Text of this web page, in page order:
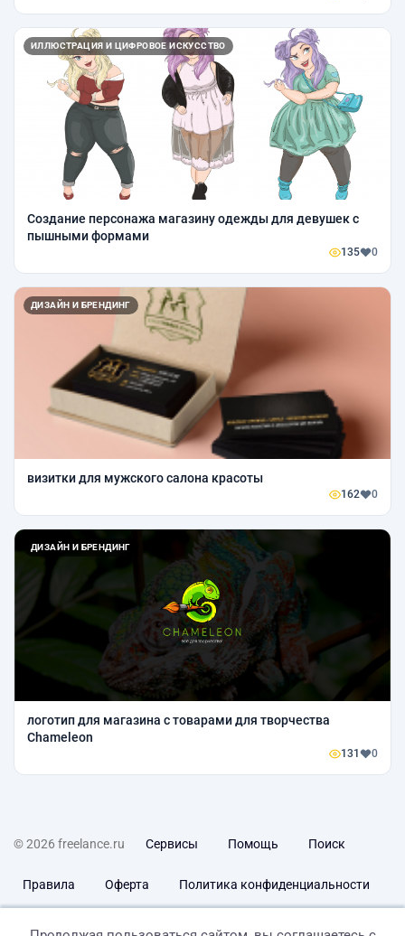
ИЛЛЮСТРАЦИЯ И ЦИФРОВОЕ ИСКУССТВО
Создание персонажа магазину одежды для девушек с
пышными формами
135 0
ДИЗАЙН И БРЕНДИНГ
визитки для мужского салона красоты
162 0
ДИЗАЙН И БРЕНДИНГ
логотип для магазина с товарами для творчества
Chameleon
131 0
© 2026 freelance.ru Сервисы Помощь Поиск
Правила Оферта Политика конфиденциальности